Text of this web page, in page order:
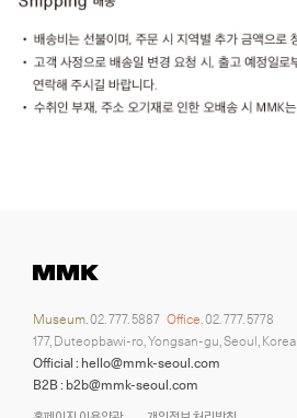
Museum. 02. 777. 5887 Office. 02. 777. 5778
177, Duteopbawi-ro, Yongsan-gu, Seoul, Korea
Official : hello@mmk-seoul.com
B2B : b2b@mmk-seoul.com